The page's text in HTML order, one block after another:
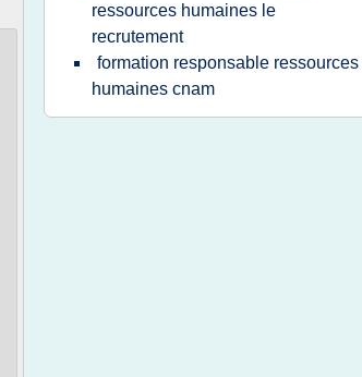
ressources humaines le
recrutement
formation responsable ressources
humaines cnam